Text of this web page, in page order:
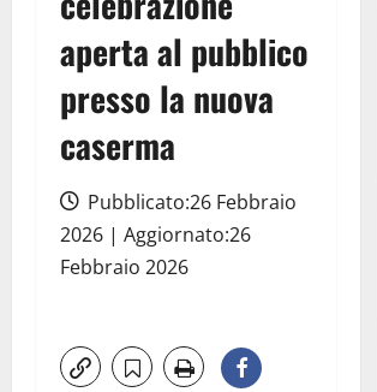
aperta al pubblico
presso la nuova
caserma
Pubblicato:26 Febbraio
2026 | Aggiornato:26
Febbraio 2026